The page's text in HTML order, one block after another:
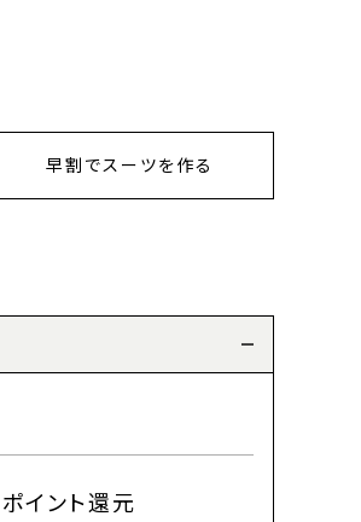
早割でスーツを作る
イント還元